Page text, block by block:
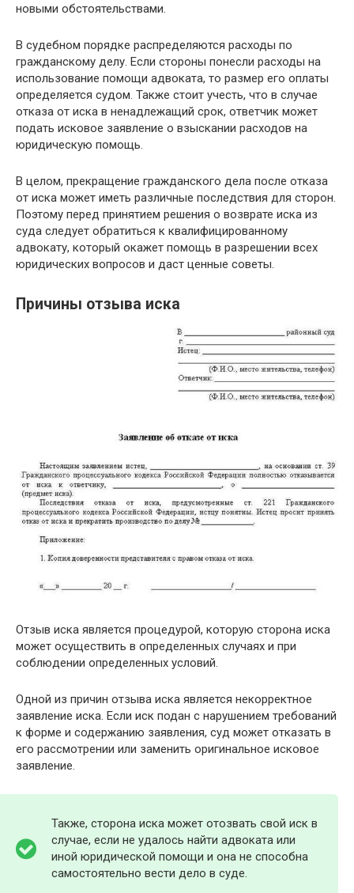
новыми обстоятельствами.
В судебном порядке распределяются расходы по
гражданскому делу. Если стороны понесли расходы на
использование помощи адвоката, то размер его оплаты
определяется судом. Также стоит учесть, что в случае
отказа от иска в ненадлежащий срок, ответчик может
подать исковое заявление о взыскании расходов на
юридическую помощь.
В целом, прекращение гражданского дела после отказа
от иска может иметь различные последствия для сторон.
Поэтому перед принятием решения о возврате иска из
суда следует обратиться к квалифицированному
адвокату, который окажет помощь в разрешении всех
юридических вопросов и даст ценные советы.
Причины отзыва иска
Отзыв иска является процедурой, которую сторона иска
может осуществить в определенных случаях и при
соблюдении определенных условий.
Одной из причин отзыва иска является некорректное
заявление иска. Если иск подан с нарушением требований
к форме и содержанию заявления, суд может отказать в
его рассмотрении или заменить оригинальное исковое
заявление.
Также, сторона иска может отозвать свой иск в
случае, если не удалось найти адвоката или
иной юридической помощи и она не способна
самостоятельно вести дело в суде.